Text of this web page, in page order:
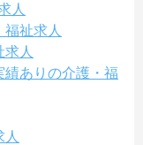
人
祉求人
人
績ありの介護・福